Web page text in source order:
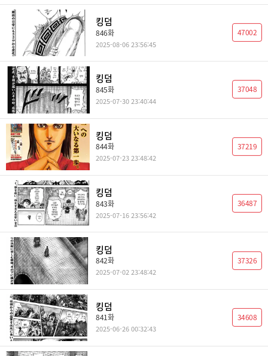
킹덤
846화
2025-08-06 23:56:45
47002
킹덤
845화
2025-07-30 23:40:44
37048
킹덤
844화
2025-07-23 23:48:42
37219
킹덤
843화
2025-07-16 23:56:42
36487
킹덤
842화
2025-07-02 23:48:42
37326
킹덤
841화
2025-06-26 00:32:43
34608